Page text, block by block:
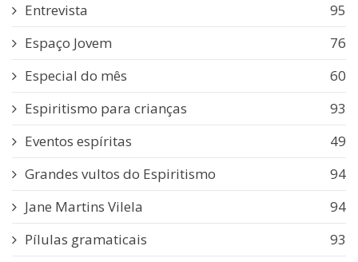
Entrevista
95
Espaço Jovem
76
Especial do mês
60
Espiritismo para crianças
93
Eventos espíritas
49
Grandes vultos do Espiritismo
94
Jane Martins Vilela
94
Pílulas gramaticais
93